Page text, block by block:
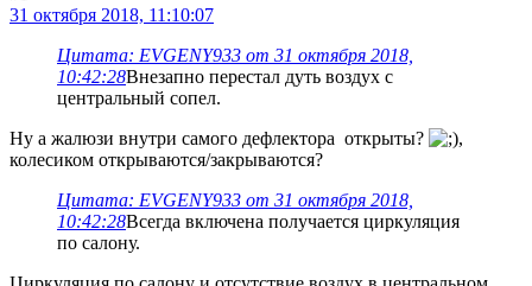
31 октября 2018, 11:10:07
Цитата: EVGENY933 от 31 октября 2018,
10:42:28Внезапно перестал дуть воздух с
центральный сопел.
Ну а жалюзи внутри самого дефлектора открыты?
,
колесиком открываются/закрываются?
Цитата: EVGENY933 от 31 октября 2018,
10:42:28Всегда включена получается циркуляция
по салону.